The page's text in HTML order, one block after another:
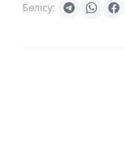
Бөлісу: